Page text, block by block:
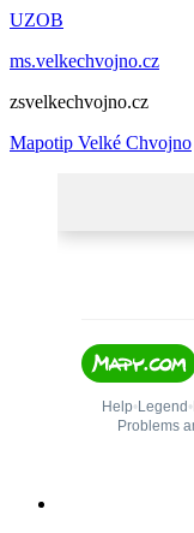
UZOB
ms.velkechvojno.cz
zsvelkechvojno.cz
Mapotip Velké Chvojno